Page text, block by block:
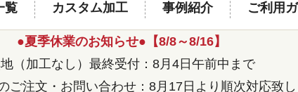
覧 カスタム加工 事例紹介 ご利用
●夏季休業のお知らせ●【8/8～8/16】
（加工なし）最終受付：8月4日午前中まで
ご注文・お問い合わせ：8月17日より順次対応致し